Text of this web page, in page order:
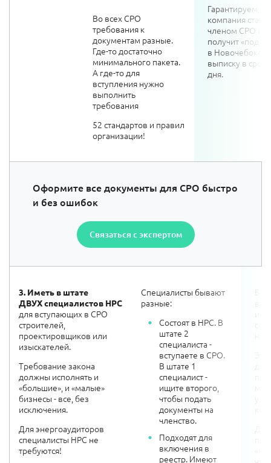
Во всех СРО
требования к
документам разные.
Где-то достаточно
минимального пакета.
А где-то для
вступления нужно
выполнить
требования
52 стандартов и правил
организации!
Гарантируем,
компания
членом СРО и
получит «под
в
выписку в срок
дня.
Оформите все документы для СРО быстро
и без ошибок
Связаться с экспертом
3. Иметь в штате
ДВУХспециалистов НРС
для вступающих в СРО
строителей,
проектировщиков или
изыскателей.
Требование закона
должны исполнять и
«большие», и «малые»
бизнесы - все, без
исключения.
Для энергоаудиторов
специалисты НРС не
требуются!
Специалисты бывают
разные:
Состоят в НРС. В
штате 2
специалиста -
вступаете в СРО.
В штате 1
специалист -
ищите второго,
чтобы подать
документы на
членство.
Подходят для
включения в
реестр. Имеют